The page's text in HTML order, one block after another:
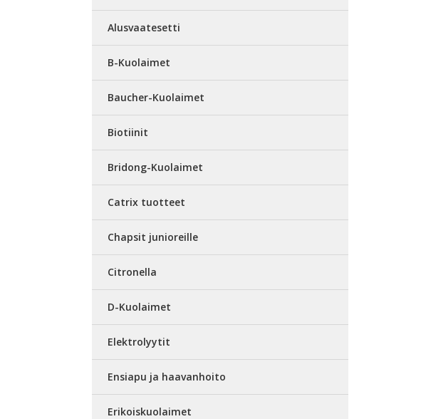
Alusvaatesetti
B-Kuolaimet
Baucher-Kuolaimet
Biotiinit
Bridong-Kuolaimet
Catrix tuotteet
Chapsit junioreille
Citronella
D-Kuolaimet
Elektrolyytit
Ensiapu ja haavanhoito
Erikoiskuolaimet